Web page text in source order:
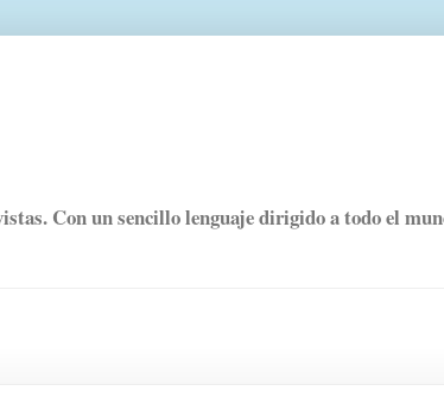
Con un sencillo lenguaje dirigido a todo el